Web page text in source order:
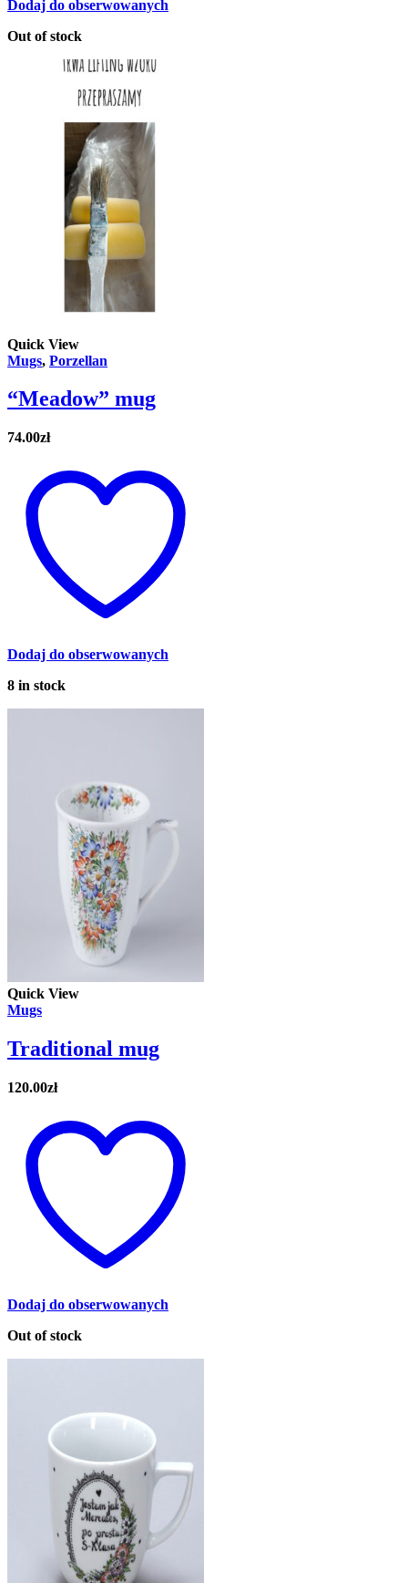
Dodaj do obserwowanych
Out of stock
Quick View
Mugs, Porzellan
“Meadow” mug
74.00zł
Dodaj do obserwowanych
8 in stock
Quick View
Mugs
Traditional mug
120.00zł
Dodaj do obserwowanych
Out of stock